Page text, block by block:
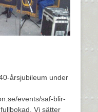
årsjubileum under
events/saf-blir-
Vi sätter